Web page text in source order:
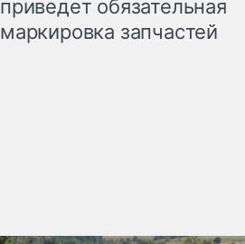
приведет обязательная
маркировка запчастей